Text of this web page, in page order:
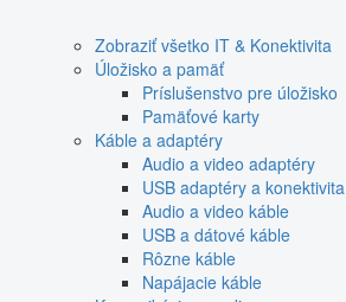
Zobraziť všetko IT & Konektivita
Úložisko a pamäť
Príslušenstvo pre úložisko
Pamäťové karty
Káble a adaptéry
Audio a video adaptéry
USB adaptéry a konektivita
Audio a video káble
USB a dátové káble
Rôzne káble
Napájacie káble